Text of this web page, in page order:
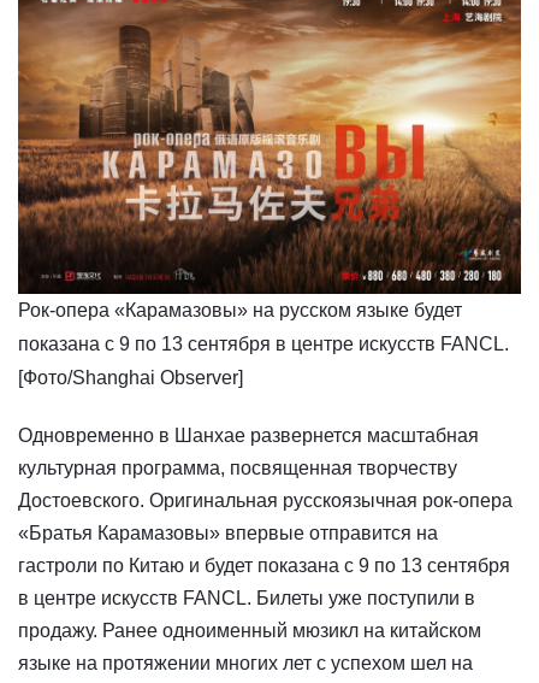
Рок-опера «Карамазовы» на русском языке будет
показана с 9 по 13 сентября в центре искусств FANCL.
[Фото/Shanghai Observer]
​Одновременно в Шанхае развернется масштабная
культурная программа, посвященная творчеству
Достоевского. Оригинальная русскоязычная рок-опера
«Братья Карамазовы» впервые отправится на
гастроли по Китаю и будет показана с 9 по 13 сентября
в центре искусств FANCL. Билеты уже поступили в
продажу. Ранее одноименный мюзикл на китайском
языке на протяжении многих лет с успехом шел на